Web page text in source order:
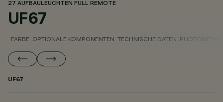
27 AUFBAULEUCHTEN FULL REMOTE
UF67
FARBE OPTIONALE KOMPONENTEN TECHNISCHE DATEN
UF67